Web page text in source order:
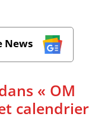
News
« OM
calendrier